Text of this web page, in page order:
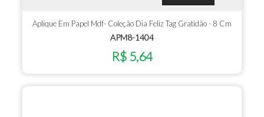
Aplique Em Papel Mdf- Coleção Dia Feliz Tag Gratidão - 8 Cm
APM8-1404
R$ 5,64